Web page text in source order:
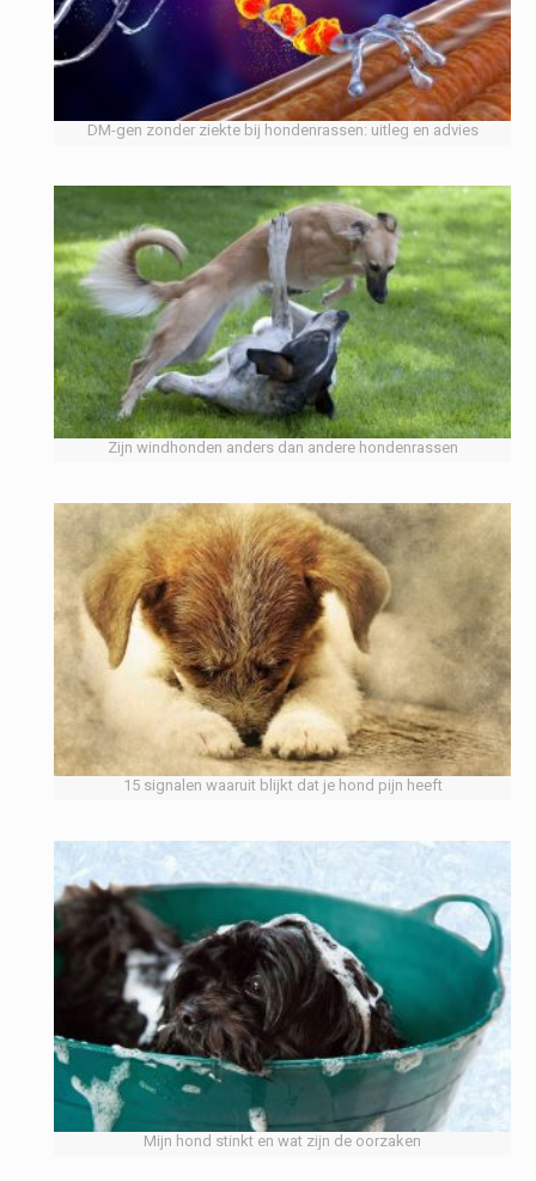
DM-gen zonder ziekte bij hondenrassen: uitleg en advies
Zijn windhonden anders dan andere hondenrassen
15 signalen waaruit blijkt dat je hond pijn heeft
Mijn hond stinkt en wat zijn de oorzaken